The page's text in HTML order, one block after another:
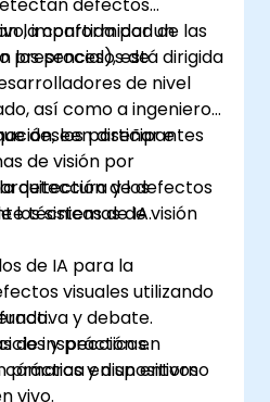
la conformidad de las
los procesos de
impartida por un
presencial), está dirigida
de nivel
así como a ingenieros
deseen diseñar e
de visión por
detección de defectos
técnicas de IA.
los participantes
y los
los sistemas de visión
de IA para la
visuales utilizando
de inspección en
y dispositivos
y debate.
y prácticas.
práctica en un entorno
vivo.